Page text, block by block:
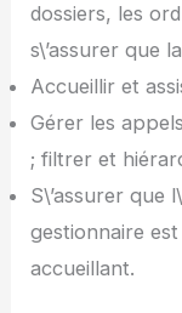
dossiers, les
s\’assurer que
Accueillir et
Gérer les
; filtrer et
S\’assurer que
gestionnaire
accueillant.